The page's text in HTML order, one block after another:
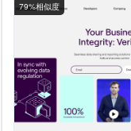
79%相似度